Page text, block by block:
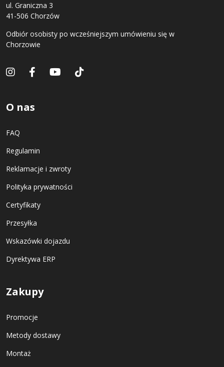
ul. Graniczna 3
41-506 Chorzów
Odbiór osobisty po wcześniejszym umówieniu się w
Chorzowie
O nas
FAQ
Regulamin
Reklamacje i zwroty
Polityka prywatności
Certyfikaty
Przesyłka
Wskazówki dojazdu
Dyrektywa ERP
Zakupy
Promocje
Metody dostawy
Montaż